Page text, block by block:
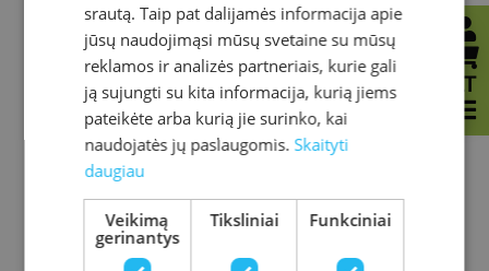
LT
40,00€ 40,00€
srautą. Taip pat dalijamės informacija apie
jūsų naudojimąsi mūsų svetaine su mūsų
reklamos ir analizės partneriais, kurie gali
ją sujungti su kita informacija, kurią jiems
pateikėte arba kurią jie surinko, kai
naudojatės jų paslaugomis. Skaityti
daugiau
Veikimą
gerinantys
Tiksliniai Funkciniai